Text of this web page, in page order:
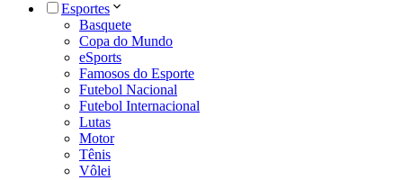
Esportes
Basquete
Copa do Mundo
eSports
Famosos do Esporte
Futebol Nacional
Futebol Internacional
Lutas
Motor
Tênis
Vôlei